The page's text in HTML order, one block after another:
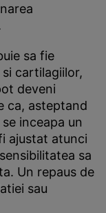
sa fie
cartilagiilor,
deveni
ca, asteptand
inceapa un
ajustat atunci
sa
Un repaus de
sau